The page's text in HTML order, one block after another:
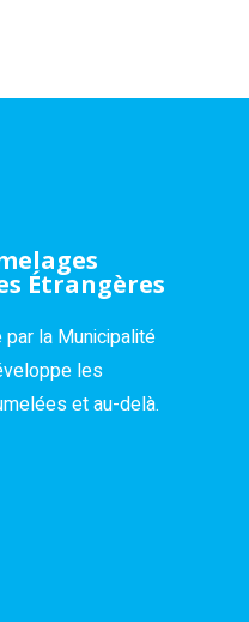
Étrangères
par la Municipalité
les
et au-delà.